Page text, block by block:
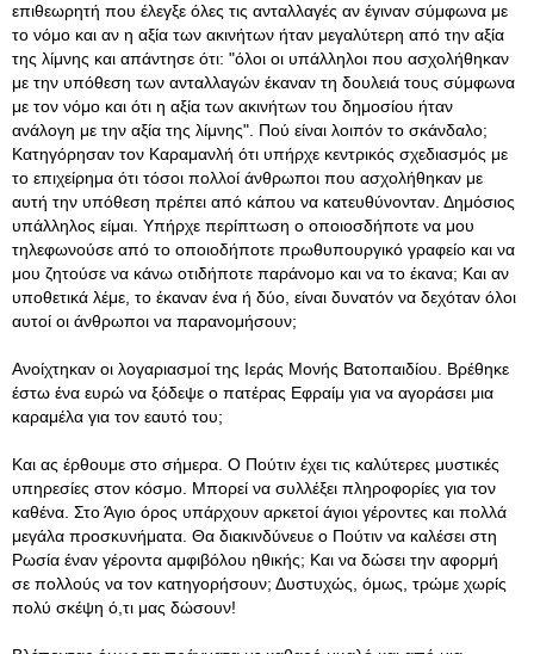
επιθεωρητή που έλεγξε όλες τις ανταλλαγές αν έγιναν σύμφωνα με
το νόμο και αν η αξία των ακινήτων ήταν μεγαλύτερη από την αξία
της λίμνης και απάντησε ότι: "όλοι οι υπάλληλοι που ασχολήθηκαν
με την υπόθεση των ανταλλαγών έκαναν τη δουλειά τους σύμφωνα
με τον νόμο και ότι η αξία των ακινήτων του δημοσίου ήταν
ανάλογη με την αξία της λίμνης". Πού είναι λοιπόν το σκάνδαλο;
Κατηγόρησαν τον Καραμανλή ότι υπήρχε κεντρικός σχεδιασμός με
το επιχείρημα ότι τόσοι πολλοί άνθρωποι που ασχολήθηκαν με
αυτή την υπόθεση πρέπει από κάπου να κατευθύνονταν. Δημόσιος
υπάλληλος είμαι. Υπήρχε περίπτωση ο οποιοσδήποτε να μου
τηλεφωνούσε από το οποιοδήποτε πρωθυπουργικό γραφείο και να
μου ζητούσε να κάνω οτιδήποτε παράνομο και να το έκανα; Και αν
υποθετικά λέμε, το έκαναν ένα ή δύο, είναι δυνατόν να δεχόταν όλοι
αυτοί οι άνθρωποι να παρανομήσουν;
Ανοίχτηκαν οι λογαριασμοί της Ιεράς Μονής Βατοπαιδίου. Βρέθηκε
έστω ένα ευρώ να ξόδεψε ο πατέρας Εφραίμ για να αγοράσει μια
καραμέλα για τον εαυτό του;
Και ας έρθουμε στο σήμερα. Ο Πούτιν έχει τις καλύτερες μυστικές
υπηρεσίες στον κόσμο. Μπορεί να συλλέξει πληροφορίες για τον
καθένα. Στο Άγιο όρος υπάρχουν αρκετοί άγιοι γέροντες και πολλά
μεγάλα προσκυνήματα. Θα διακινδύνευε ο Πούτιν να καλέσει στη
Ρωσία έναν γέροντα αμφιβόλου ηθικής; Και να δώσει την αφορμή
σε πολλούς να τον κατηγορήσουν; Δυστυχώς, όμως, τρώμε χωρίς
πολύ σκέψη ό,τι μας δώσουν!